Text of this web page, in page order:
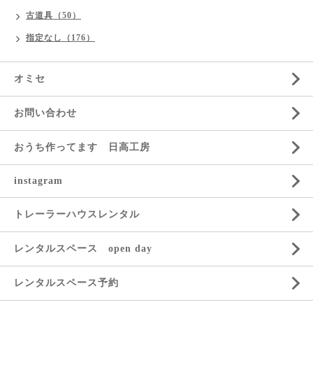
古道具（50）
指定なし（176）
オミセ
お問い合わせ
おうち作ってます 日高工房
instagram
トレーラーハウスレンタル
レンタルスペース open day
レンタルスペース予約